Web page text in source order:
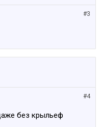
#3
#4
без крыльеф